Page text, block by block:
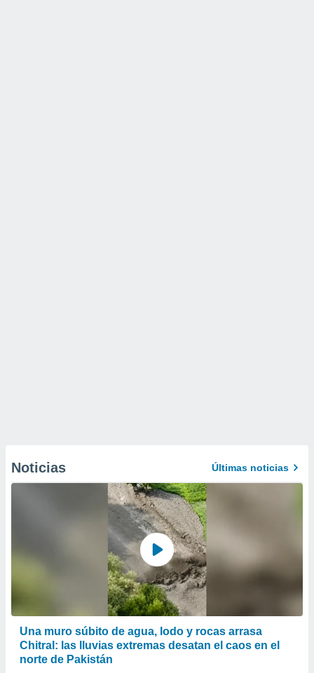
Noticias Últimas noticias
Una muro súbito de agua, lodo y rocas arrasa
Chitral: las lluvias extremas desatan el caos en el
norte de Pakistán